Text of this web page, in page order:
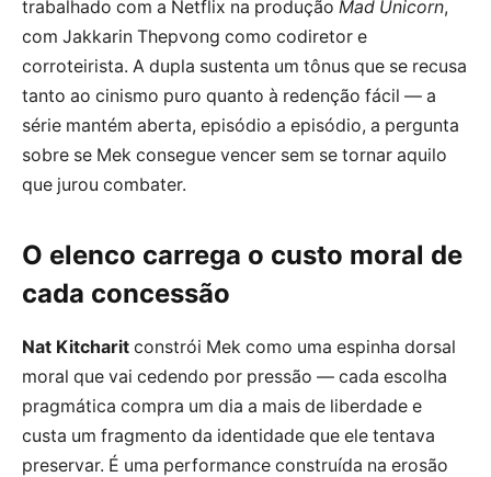
trabalhado com a Netflix na produção Mad Unicorn,
com Jakkarin Thepvong como codiretor e
corroteirista. A dupla sustenta um tônus que se recusa
tanto ao cinismo puro quanto à redenção fácil — a
série mantém aberta, episódio a episódio, a pergunta
sobre se Mek consegue vencer sem se tornar aquilo
que jurou combater.
O elenco carrega o custo moral de
cada concessão
Nat Kitcharit constrói Mek como uma espinha dorsal
moral que vai cedendo por pressão — cada escolha
pragmática compra um dia a mais de liberdade e
custa um fragmento da identidade que ele tentava
preservar. É uma performance construída na erosão